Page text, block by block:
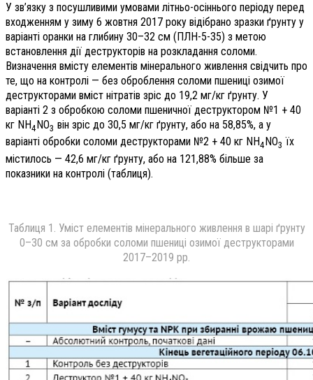
У зв’язку з посушливими умовами літньо-осіннього періоду перед
входженням у зиму 6 жовтня 2017 року відібрано зразки ґрунту у
варіанті оранки на глибину 30–32 см (ПЛН-5-35) з метою
встановлення дії деструкторів на розкладання соломи.
Визначення вмісту елементів мінерального живлення свідчить про
те, що на конт­ролі — без оброблення соломи пшениці озимої
деструкторами вміст нітратів зріс до 19,2 мг/кг ґрунту. У
варіанті 2 з обробкою соломи пшеничної деструктором №1 + 40
кг NH4 NO3 він зріс до 30,5 мг/кг ґрунту, або на 58,85%, а у
варіанті обробки соломи деструкторами №2 + 40 кг NH4 NO3 їх
містилось — 42,6 мг/кг ґрунту, або на 121,88% більше за
показники на контролі (таблиця).
Таблиця 1. Уміст елементів мінерального живлення в шарі ґрунту
0–30 см за обробки соломи пшениці озимої деструкторами
2017–2019 рр.